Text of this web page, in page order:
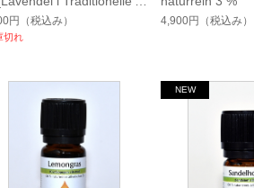
円 （税込み）
切れ
4,900円 （税込み）